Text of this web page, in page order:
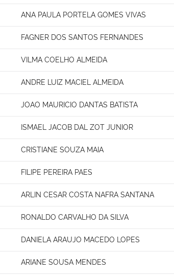
ANA PAULA PORTELA GOMES VIVAS
FAGNER DOS SANTOS FERNANDES
VILMA COELHO ALMEIDA
ANDRE LUIZ MACIEL ALMEIDA
JOAO MAURICIO DANTAS BATISTA
ISMAEL JACOB DAL ZOT JUNIOR
CRISTIANE SOUZA MAIA
FILIPE PEREIRA PAES
ARLIN CESAR COSTA NAFRA SANTANA
RONALDO CARVALHO DA SILVA
DANIELA ARAUJO MACEDO LOPES
ARIANE SOUSA MENDES